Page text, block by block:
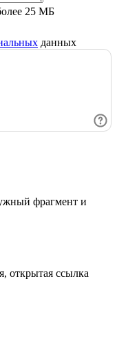
25 МБ
данных
фрагмент и
открытая ссылка